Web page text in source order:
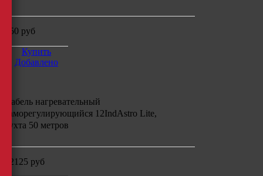
250 руб
Купить
Добавлено
Кабель нагревательный
саморегулирующийся 12IndAstro Lite,
бухта 50 метров
12125 руб